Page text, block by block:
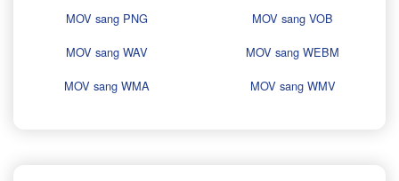
MOV sang PNG
MOV sang VOB
MOV sang WAV
MOV sang WEBM
MOV sang WMA
MOV sang WMV